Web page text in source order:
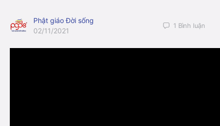
Phật giáo Đời sống
02/11/2021
1 Bình luận